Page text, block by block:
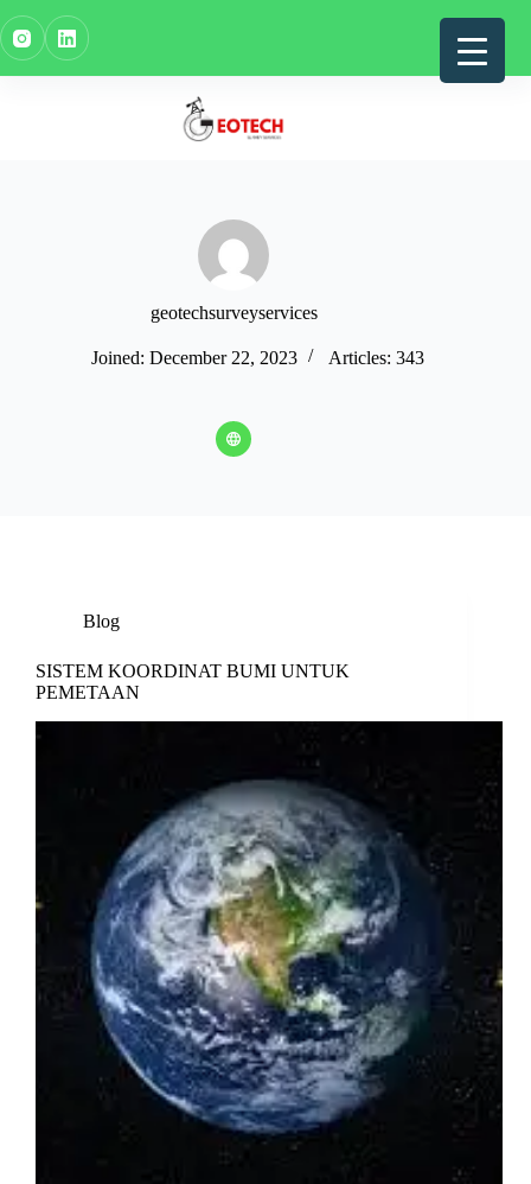
to
content
geotechsurveyservices
Joined: December 22, 2023 Articles: 343
Blog
SISTEM KOORDINAT BUMI UNTUK
PEMETAAN